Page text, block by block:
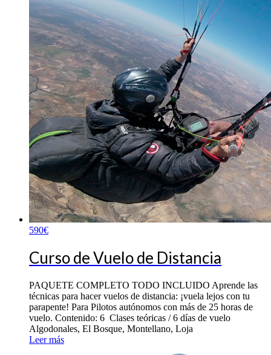
590€
Curso de Vuelo de Distancia
PAQUETE COMPLETO TODO INCLUIDO Aprende las
técnicas para hacer vuelos de distancia: ¡vuela lejos con tu
parapente! Para Pilotos autónomos con más de 25 horas de
vuelo. Contenido: 6 Clases teóricas / 6 días de vuelo
Algodonales, El Bosque, Montellano, Loja
Leer más